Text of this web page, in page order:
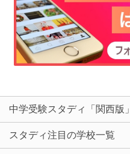
中学受験スタディ「関西版」
スタディ注目の学校一覧